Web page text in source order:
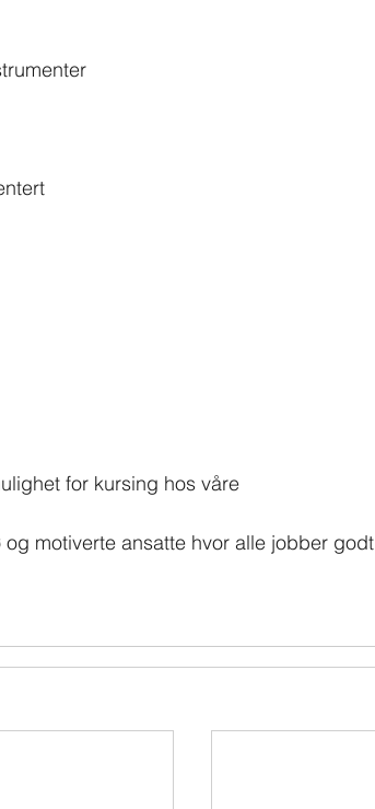
for kursing hos våre
motiverte ansatte hvor alle jobber godt